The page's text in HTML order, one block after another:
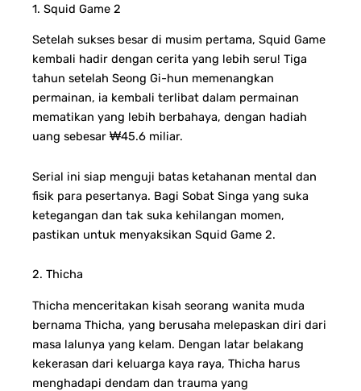
1. Squid Game 2
Setelah sukses besar di musim pertama, Squid Game
kembali hadir dengan cerita yang lebih seru! Tiga
tahun setelah Seong Gi-hun memenangkan
permainan, ia kembali terlibat dalam permainan
mematikan yang lebih berbahaya, dengan hadiah
uang sebesar ₩45.6 miliar.
Serial ini siap menguji batas ketahanan mental dan
fisik para pesertanya. Bagi Sobat Singa yang suka
ketegangan dan tak suka kehilangan momen,
pastikan untuk menyaksikan Squid Game 2.
2. Thicha
Thicha menceritakan kisah seorang wanita muda
bernama Thicha, yang berusaha melepaskan diri dari
masa lalunya yang kelam. Dengan latar belakang
kekerasan dari keluarga kaya raya, Thicha harus
menghadapi dendam dan trauma yang